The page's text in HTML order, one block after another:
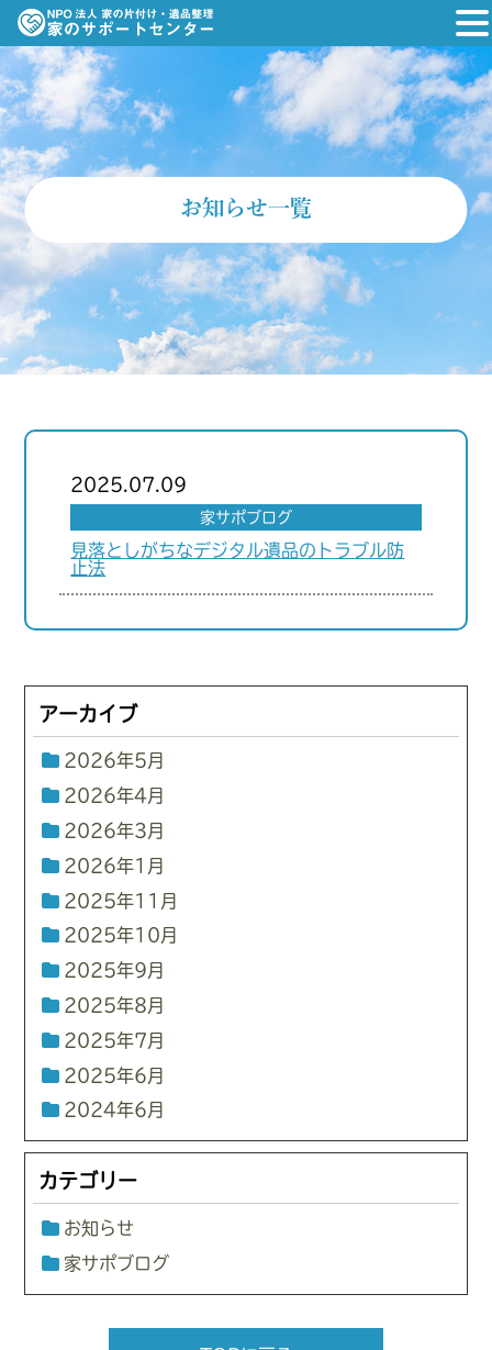
お知らせ一覧
2025.07.09
家サポブログ
見落としがちなデジタル遺品のトラブル防
止法
アーカイブ
2026年5月
2026年4月
2026年3月
2026年1月
2025年11月
2025年10月
2025年9月
2025年8月
2025年7月
2025年6月
2024年6月
カテゴリー
お知らせ
家サポブログ